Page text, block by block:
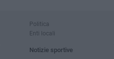
Politica
Enti locali
Notizie sportive